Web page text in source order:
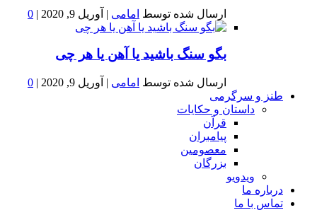
ارسال شده توسط امامی | آوریل 9, 2020 |
0
بگو سنگ باشید یا آهن یا هر چی
ارسال شده توسط امامی | آوریل 9, 2020 |
0
طنز و سرگرمی
داستان و حکایات
قرآن
پیامبران
معصومین
بزرگان
ویدویو
درباره ما
تماس با ما